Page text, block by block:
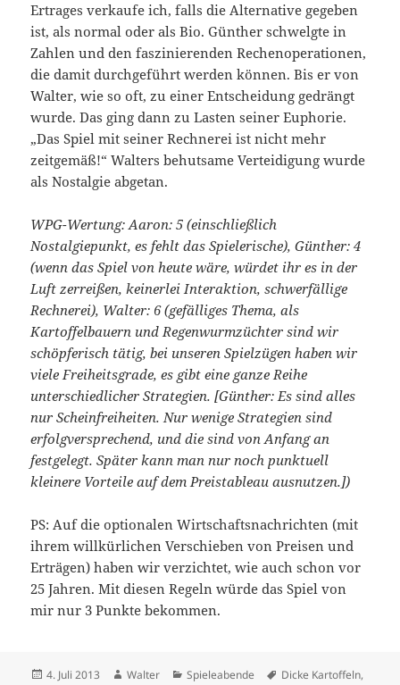
Ertrages verkaufe ich, falls die Alternative gegeben
ist, als normal oder als Bio. Günther schwelgte in
Zahlen und den faszinierenden Rechenoperationen,
die damit durchgeführt werden können. Bis er von
Walter, wie so oft, zu einer Entscheidung gedrängt
wurde. Das ging dann zu Lasten seiner Euphorie.
„Das Spiel mit seiner Rechnerei ist nicht mehr
zeitgemäß!“ Walters behutsame Verteidigung wurde
als Nostalgie abgetan.
WPG-Wertung: Aaron: 5 (einschließlich
Nostalgiepunkt, es fehlt das Spielerische), Günther: 4
(wenn das Spiel von heute wäre, würdet ihr es in der
Luft zerreißen, keinerlei Interaktion, schwerfällige
Rechnerei), Walter: 6 (gefälliges Thema, als
Kartoffelbauern und Regenwurmzüchter sind wir
schöpferisch tätig, bei unseren Spielzügen haben wir
viele Freiheitsgrade, es gibt eine ganze Reihe
unterschiedlicher Strategien. [Günther: Es sind alles
nur Scheinfreiheiten. Nur wenige Strategien sind
erfolgversprechend, und die sind von Anfang an
festgelegt. Später kann man nur noch punktuell
kleinere Vorteile auf dem Preistableau ausnutzen.])
PS: Auf die optionalen Wirtschaftsnachrichten (mit
ihrem willkürlichen Verschieben von Preisen und
Erträgen) haben wir verzichtet, wie auch schon vor
25 Jahren. Mit diesen Regeln würde das Spiel von
mir nur 3 Punkte bekommen.
Veröffentlicht
4. Juli 2013 Autor
Walter Kategorien
Spieleabende Schlagwörter
Dicke Kartoffeln,